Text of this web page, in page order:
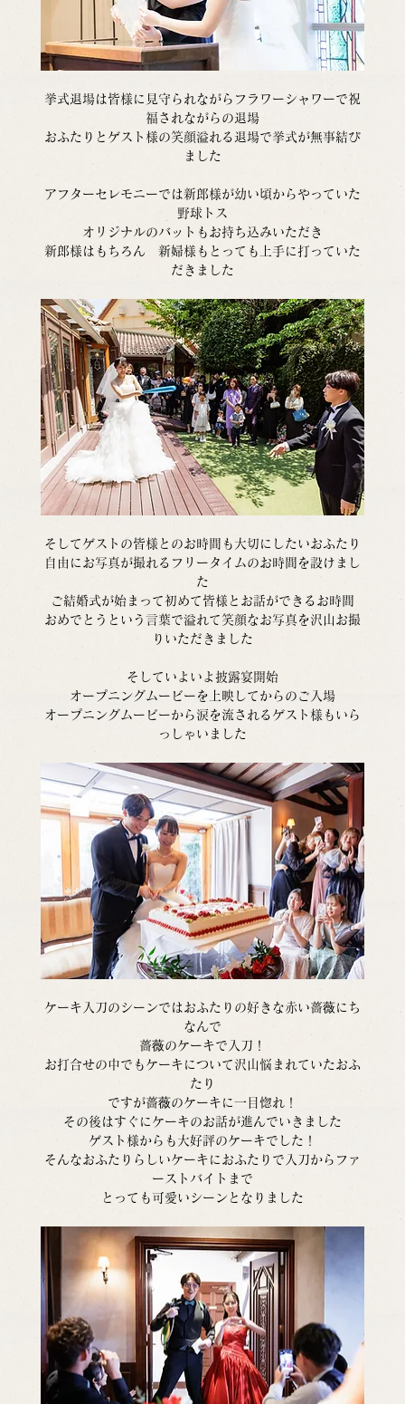
挙式退場は皆様に見守られながらフラワーシャワーで祝
福されながらの退場
おふたりとゲスト様の笑顔溢れる退場で挙式が無事結び
ました
アフターセレモニーでは新郎様が幼い頃からやっていた
野球トス
オリジナルのバットもお持ち込みいただき
新郎様はもちろん　新婦様もとっても上手に打っていた
だきました
そしてゲストの皆様とのお時間も大切にしたいおふたり
自由にお写真が撮れるフリータイムのお時間を設けまし
た
ご結婚式が始まって初めて皆様とお話ができるお時間
おめでとうという言葉で溢れて笑顔なお写真を沢山お撮
りいただきました
そしていよいよ披露宴開始
オープニングムービーを上映してからのご入場
オープニングムービーから涙を流されるゲスト様もいら
っしゃいました
ケーキ入刀のシーンではおふたりの好きな赤い薔薇にち
なんで
薔薇のケーキで入刀！
お打合せの中でもケーキについて沢山悩まれていたおふ
たり
ですが薔薇のケーキに一目惚れ！
その後はすぐにケーキのお話が進んでいきました
ゲスト様からも大好評のケーキでした！
そんなおふたりらしいケーキにおふたりで入刀からファ
ーストバイトまで
とっても可愛いシーンとなりました